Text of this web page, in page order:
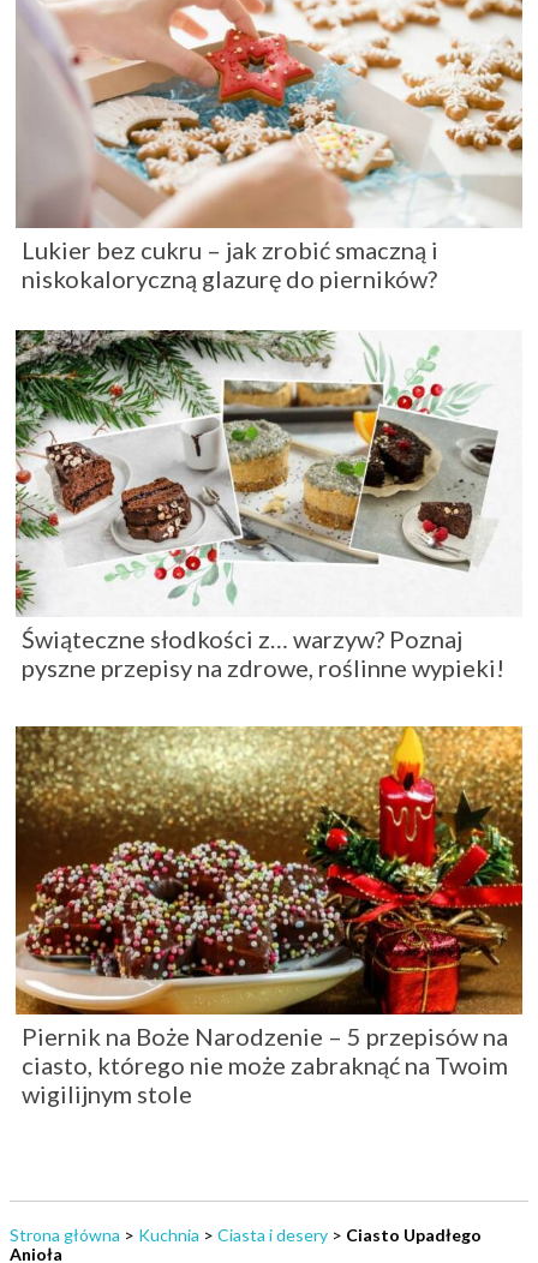
Lukier bez cukru – jak zrobić smaczną i
niskokaloryczną glazurę do pierników?
Świąteczne słodkości z… warzyw? Poznaj
pyszne przepisy na zdrowe, roślinne wypieki!
Piernik na Boże Narodzenie – 5 przepisów na
ciasto, którego nie może zabraknąć na Twoim
wigilijnym stole
Strona główna > Kuchnia > Ciasta i desery > Ciasto Upadłego
Anioła